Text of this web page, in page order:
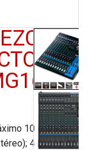
10 entradas
4 buses de